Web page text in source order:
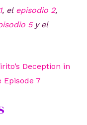
, el episodio 2,
5y el
Deception in
7